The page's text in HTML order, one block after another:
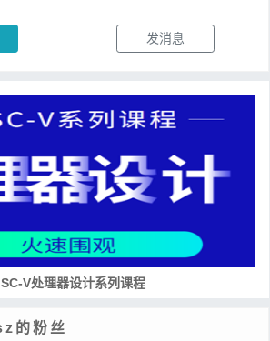
发消息
V处理器设计系列课程
的粉丝